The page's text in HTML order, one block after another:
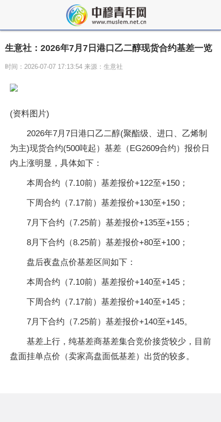
生意社：2026年7月7日港口乙二醇现货合约基差一览
时间：2026-07-07 17:13:54 来源：生意社
(资料图片)
2026年7月7日港口乙二醇(聚酯级、进口、乙烯制
为主)现货合约(500吨起）基差（EG2609合约）报价日
内上涨明显，具体如下：
本周合约（7.10前）基差报价+122至+150；
下周合约（7.17前）基差报价+130至+150；
7月下合约（7.25前）基差报价+135至+155；
8月下合约（8.25前）基差报价+80至+100；
盘后夜盘点价基差区间如下：
本周合约（7.10前）基差报价+140至+145；
下周合约（7.17前）基差报价+140至+145；
7月下合约（7.25前）基差报价+140至+145。
基差上行，纯基差商基差集合竞价接货较少，目前
盘面挂单点价（卖家高盘面低基差）出货的较多。